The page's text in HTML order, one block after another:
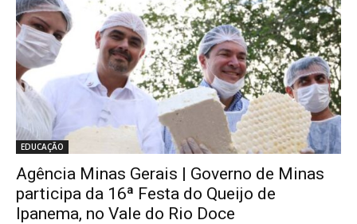
EDUCAÇÃO
Agência Minas Gerais | Governo de Minas
participa da 16ª Festa do Queijo de
Ipanema, no Vale do Rio Doce